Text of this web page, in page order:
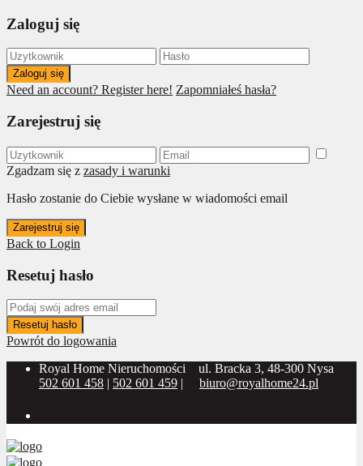
Zaloguj się
Zaloguj się
Need an account? Register here! Zapomniałeś hasła?
Zarejestruj się
Zgadzam się z zasady i warunki
Hasło zostanie do Ciebie wysłane w wiadomości email
Zarejestruj się
Back to Login
Resetuj hasło
Resetuj hasło
Powrót do logowania
Royal Home Nieruchomości
ul. Bracka 3, 48-300 Nysa
502 601 458 | 502 601 459 | biuro@royalhome24.pl